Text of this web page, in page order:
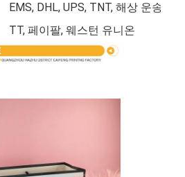
EMS, DHL, UPS, TNT, 해상 운송 등
TT, 페이팔, 웨스턴 유니온